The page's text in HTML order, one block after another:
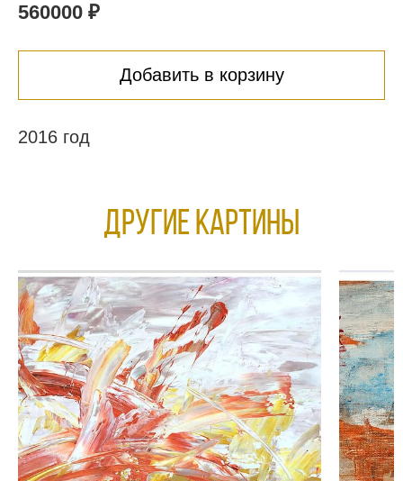
560000 ₽
Добавить в корзину
2016 год
Другие КАРТИНЫ